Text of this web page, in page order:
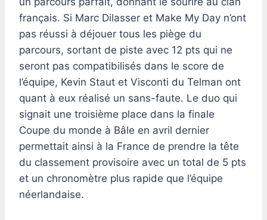
français. Si Marc Dilasser et Make My Day n’ont
pas réussi à déjouer tous les piège du
parcours, sortant de piste avec 12 pts qui ne
seront pas compatibilisés dans le score de
l’équipe, Kevin Staut et Visconti du Telman ont
quant à eux réalisé un sans-faute. Le duo qui
signait une troisième place dans la finale
Coupe du monde à Bâle en avril dernier
permettait ainsi à la France de prendre la tête
du classement provisoire avec un total de 5 pts
et un chronomètre plus rapide que l’équipe
néerlandaise.